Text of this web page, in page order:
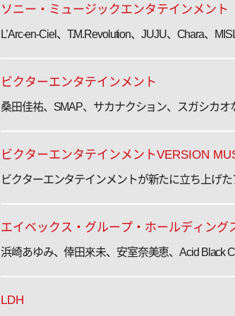
ソニー・ミュージックエンタテインメント
L’Arc-en-Ciel、T.M.Revolution、JUJU、Chara、
ビクターエンタテインメント
桑田佳祐、SMAP、サカナクション、スガシカオ
ビクターエンタテインメントVERSION
ビクターエンタテインメントが新たに立ち上げた
エイベックス・グループ・ホールディング
浜崎あゆみ、倖田來未、安室奈美恵、Acid Black
LDH